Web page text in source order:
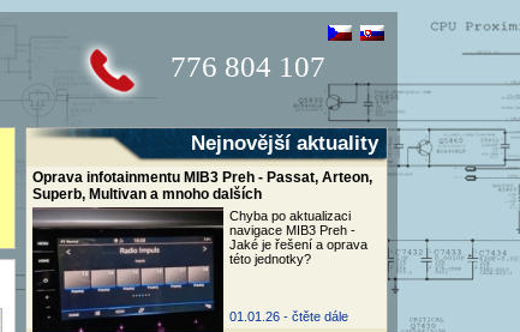
776 804 107
Nejnovější aktuality
Oprava infotainmentu MIB3 Preh - Passat, Arteon,
Superb, Multivan a mnoho dalších
Chyba po aktualizaci
navigace MIB3 Preh -
Jaké je řešení a oprava
této jednotky?
01.01.26 - čtěte dále